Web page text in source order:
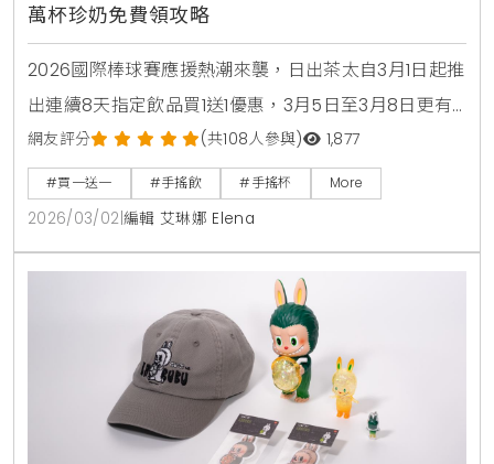
萬杯珍奶免費領攻略
2026國際棒球賽應援熱潮來襲，日出茶太自3月1日起推
出連續8天指定飲品買1送1優惠，3月5日至3月8日更有
萬杯太極3號免費領取活動，民眾只需於社群留言應援
即可參加，快來掌握詳細優惠攻略，一起為台灣英雄加
油 。
網友評分 (共108人參與) 1,877
#買一送一 #手搖飲 #手搖杯 More
2026/03/02 編輯 艾琳娜 Elena